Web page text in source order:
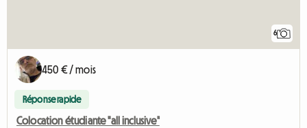
6
450 € / mois
Réponse rapide
Colocation étudiante "all inclusive"